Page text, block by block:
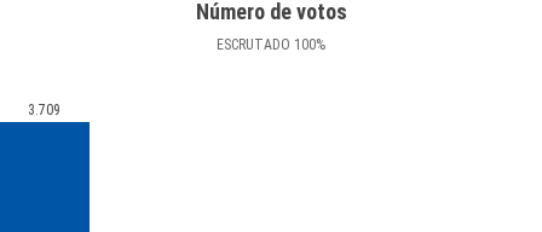
Número de votos
ESCRUTADO 100%
3.709